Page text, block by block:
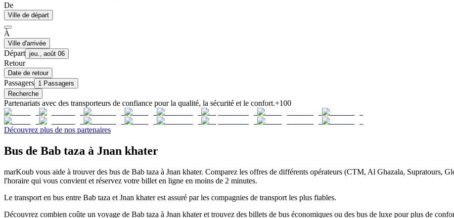
De
Ville de départ
À
Ville d'arrivée
Départ jeu., août 06
Retour
Date de retour
Passagers 1 Passagers
Recherche
Partenariats avec des transporteurs de confiance pour la qualité, la sécurité et le confort.+100
Découvrez plus de nos partenaires
Bus de Bab taza à Jnan khater
marKoub vous aide à trouver des bus de Bab taza à Jnan khater. Comparez les offres de différents opérateurs (CTM, Al Ghazala, Supratours,
l'horaire qui vous convient et réservez votre billet en ligne en moins de 2 minutes.
Le transport en bus entre Bab taza et Jnan khater est assuré par les compagnies de transport les plus fiables.
Découvrez combien coûte un voyage de Bab taza à Jnan khater et trouvez des billets de bus économiques ou des bus de luxe pour plus de